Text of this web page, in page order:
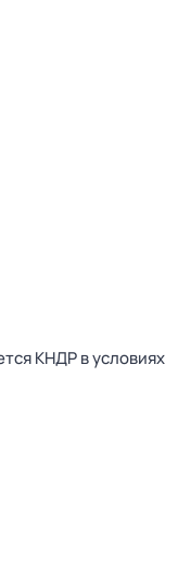
КНДР в условиях